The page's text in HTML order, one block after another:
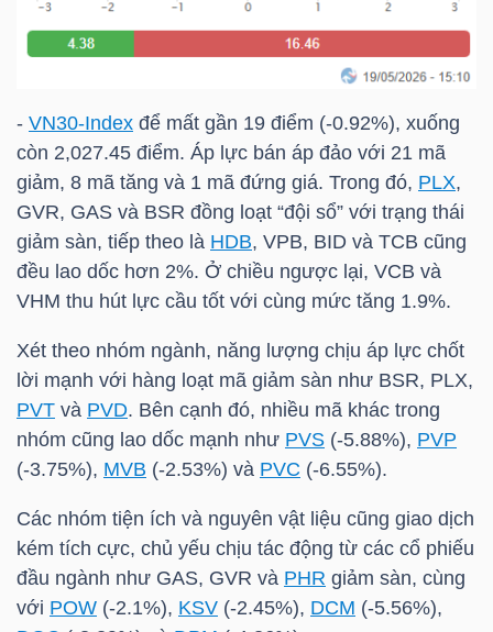
- VN30-Index để mất gần 19 điểm (-0.92%), xuống
còn 2,027.45 điểm. Áp lực bán áp đảo với 21 mã
giảm, 8 mã tăng và 1 mã đứng giá. Trong đó, PLX,
GVR, GAS và BSR đồng loạt “đội sổ” với trạng thái
giảm sàn, tiếp theo là HDB, VPB, BID và TCB cũng
đều lao dốc hơn 2%. Ở chiều ngược lại, VCB và
VHM thu hút lực cầu tốt với cùng mức tăng 1.9%.
Xét theo nhóm ngành, năng lượng chịu áp lực chốt
lời mạnh với hàng loạt mã giảm sàn như BSR, PLX,
PVT và PVD. Bên cạnh đó, nhiều mã khác trong
nhóm cũng lao dốc mạnh như PVS (-5.88%), PVP
(-3.75%), MVB (-2.53%) và PVC (-6.55%).
Các nhóm tiện ích và nguyên vật liệu cũng giao dịch
kém tích cực, chủ yếu chịu tác động từ các cổ phiếu
đầu ngành như GAS, GVR và PHR giảm sàn, cùng
với POW (-2.1%), KSV (-2.45%), DCM (-5.56%),
DỊCH
TRUYỀN
THÔNG
ĐỘNG
SẢN
Mã
chứng